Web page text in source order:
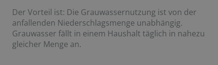
Der Vorteil ist: Die Grauwassernutzung ist von der
anfallenden Niederschlagsmenge unabhängig.
Grauwasser fällt in einem Haushalt täglich in nahezu
gleicher Menge an.